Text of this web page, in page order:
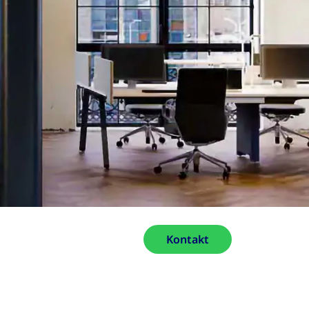
Kontakt